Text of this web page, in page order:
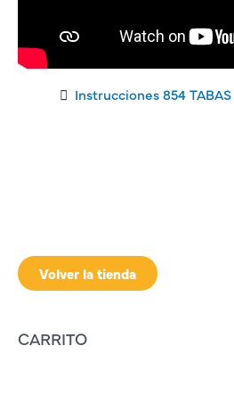
Volver la tienda
CARRITO
Instrucciones 854 TABAS